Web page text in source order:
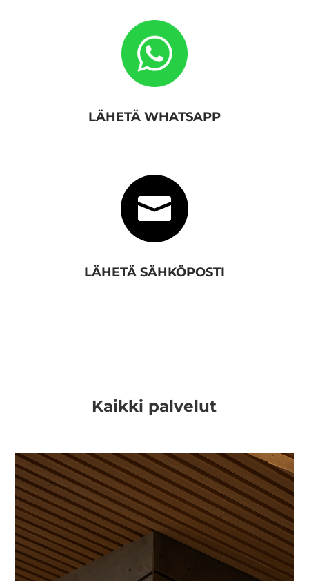
LÄHETÄ WHATSAPP

LÄHETÄ SÄHKÖPOSTI
Kaikki palvelut